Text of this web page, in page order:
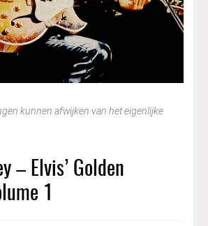
kunnen afwijken van het eigenlijke
– Elvis’ Golden
1